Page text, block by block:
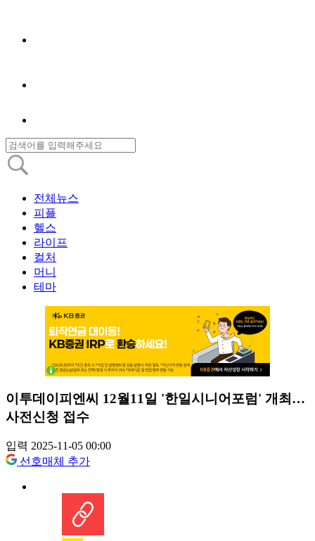
전체뉴스
피플
헬스
라이프
컬처
머니
테마
이투데이피엔씨 12월11일 '한일시니어포럼' 개최…
사전신청 접수
입력 2025-11-05 00:00
선호매체 추가